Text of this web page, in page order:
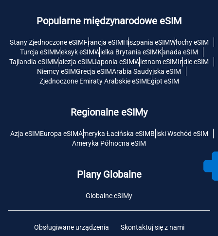
Popularne międzynarodowe eSIM
Stany Zjednoczone eSIMFrancja eSIMHiszpania eSIMWłochy eSIM
Turcja eSIMMeksyk eSIMWielka Brytania eSIMKanada eSIM
Tajlandia eSIMMalezja eSIMJaponia eSIMWietnam eSIMIndie eSIM
Niemcy eSIMGrecja eSIMArabia Saudyjska eSIM
Zjednoczone Emiraty Arabskie eSIMEgipt eSIM
Regionalne eSIMy
Azja eSIMEuropa eSIMAmeryka Łacińska eSIMBliski Wschód eSIM
Ameryka Północna eSIM
Plany Globalne
Globalne eSIMy
Obsługiwane urządzenia Skontaktuj się z nami